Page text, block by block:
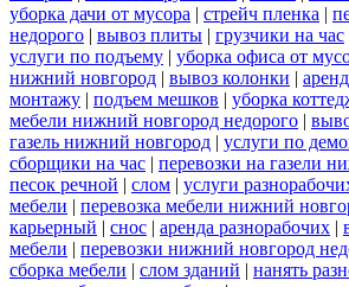
уборка дачи от мусора | стрейч пленка |
недорого | вывоз плиты | грузчики на час
услуги по подъему | уборка офиса от
нижний новгород | вывоз колонки |
монтажу | подъем мешков | уборка
мебели нижний новгород недорого |
газель нижний новгород | услуги по
сборщики на час | перевозки на газели
песок речной | слом | услуги
мебели | перевозка мебели нижний
карьерный | снос | аренда разнорабочих |
мебели | перевозки нижний новгород
сборка мебели | слом зданий | нанять